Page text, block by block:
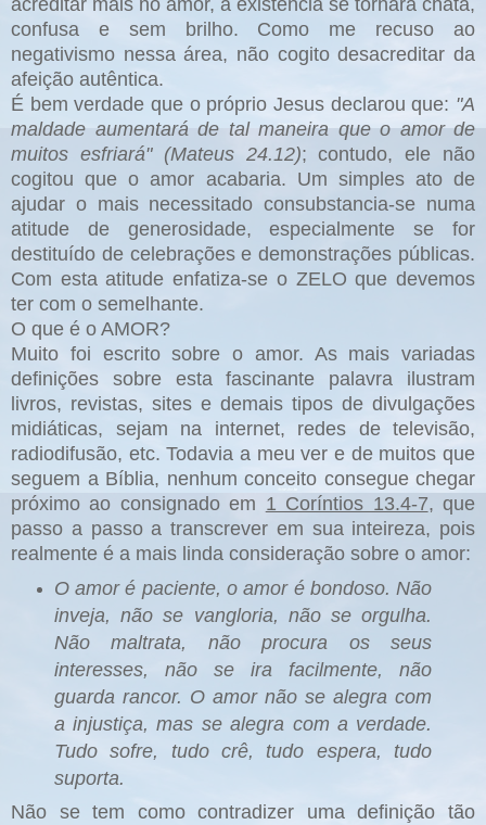
confusa e sem brilho. Como me recuso ao
negativismo nessa área, não cogito desacreditar da
afeição autêntica.
É bem verdade que o próprio Jesus declarou que: "A
maldade aumentará de tal maneira que o amor de
muitos esfriará" (Mateus 24.12); contudo, ele não
cogitou que o amor acabaria. Um simples ato de
ajudar o mais necessitado consubstancia-se numa
atitude de generosidade, especialmente se for
destituído de celebrações e demonstrações públicas.
Com esta atitude enfatiza-se o ZELO que devemos
ter com o semelhante.
O que é o AMOR?
Muito foi escrito sobre o amor. As mais variadas
definições sobre esta fascinante palavra ilustram
livros, revistas, sites e demais tipos de divulgações
midiáticas, sejam na internet, redes de televisão,
radiodifusão, etc. Todavia a meu ver e de muitos que
seguem a Bíblia, nenhum conceito consegue chegar
próximo ao consignado em 1 Coríntios 13.4-7, que
passo a passo a transcrever em sua inteireza, pois
realmente é a mais linda consideração sobre o amor:
O amor é paciente, o amor é bondoso. Não
inveja, não se vangloria, não se orgulha.
Não maltrata, não procura os seus
interesses, não se ira facilmente, não
guarda rancor. O amor não se alegra com
a injustiça, mas se alegra com a verdade.
Tudo sofre, tudo crê, tudo espera, tudo
suporta.
Não se tem como contradizer uma definição tão